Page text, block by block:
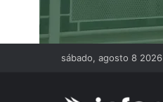
sábado, agosto 8 2026